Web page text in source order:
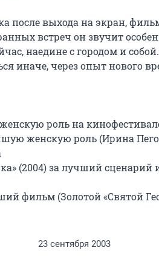
после выхода на экран,
встреч он звучит
наедине с городом и
иначе, через опыт нового
роль на
женскую роль (Ирина
(2004) за лучший сценарий
фильм (Золотой «Святой
23 сентября 2003